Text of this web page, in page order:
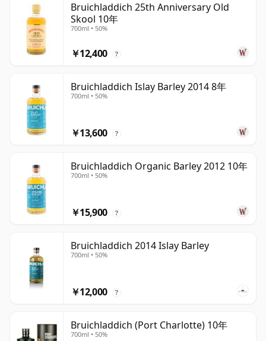
Bruichladdich 25th Anniversary Old
Skool 10年
700ml • 50%
￥12,400 ?
Bruichladdich Islay Barley 2014 8年
700ml • 50%
￥13,600 ?
Bruichladdich Organic Barley 2012 10年
700ml • 50%
￥15,900 ?
Bruichladdich 2014 Islay Barley
700ml • 50%
￥12,000 ?
Bruichladdich (Port Charlotte) 10年
700ml • 50%